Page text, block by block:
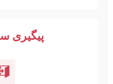
پیگیری